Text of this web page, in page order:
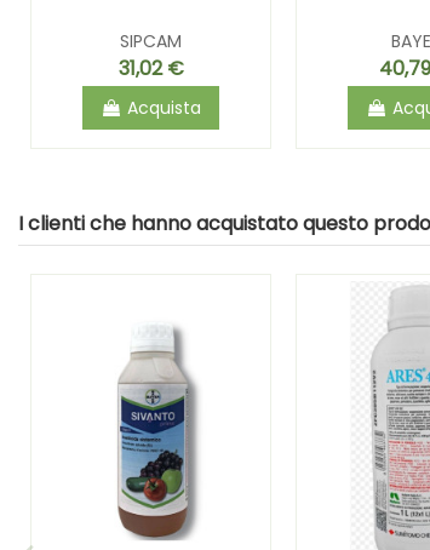
SIPCAM
31,02 €
Acquista
I clienti che hanno acquistato questo